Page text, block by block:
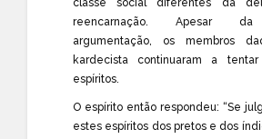
reencarnação. Apesar da
argumentação, os membros
kardecista continuaram a
espíritos.
O espírito então respondeu: “Se
estes espíritos dos pretos e dos